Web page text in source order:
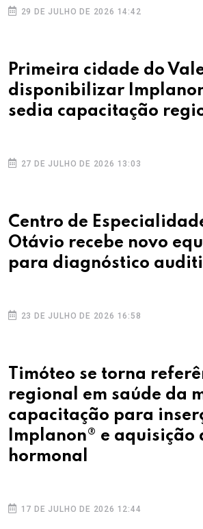
29 DE JULHO DE 2026 14:42
Primeira cidade do
disponibilizar
sedia capacitação
27 DE JULHO DE 2026 13:03
Centro de
Otávio recebe novo
para diagnóstico
23 DE JULHO DE 2026 16:58
Timóteo se torna
regional em saúde da
capacitação para
Implanon® e aquisição
hormonal
17 DE JULHO DE 2026 12:44